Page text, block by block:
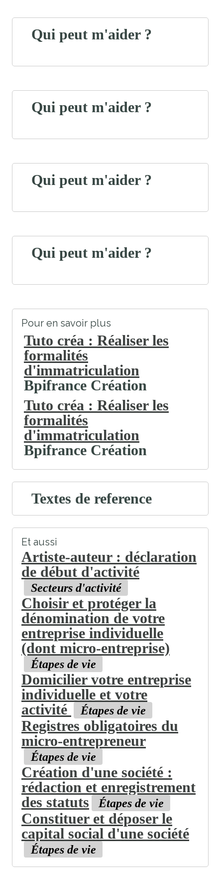
Qui peut m'aider ?
Qui peut m'aider ?
Qui peut m'aider ?
Qui peut m'aider ?
Pour en savoir plus
Tuto créa : Réaliser les
formalités
d'immatriculation
Bpifrance Création
Tuto créa : Réaliser les
formalités
d'immatriculation
Bpifrance Création
Textes de reference
Et aussi
Artiste-auteur : déclaration
de début d'activité
Secteurs d'activité
Choisir et protéger la
dénomination de votre
entreprise individuelle
(dont micro-entreprise)
Étapes de vie
Domicilier votre entreprise
individuelle et votre
activité
Étapes de vie
Registres obligatoires du
micro-entrepreneur
Étapes de vie
Création d'une société :
rédaction et enregistrement
des statuts
Étapes de vie
Constituer et déposer le
capital social d'une société
Étapes de vie